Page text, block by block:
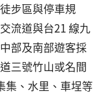
步區與停車規
流道與台21 線九
部及南部遊客採
三號竹山或名間
集、水里、車埕等